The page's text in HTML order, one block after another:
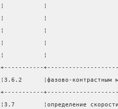
¦           ¦
¦           ¦
¦           ¦
¦           ¦
¦           ¦
+-----------
¦3.6.2      ¦фазово-
+-----------
¦3.7        ¦определение